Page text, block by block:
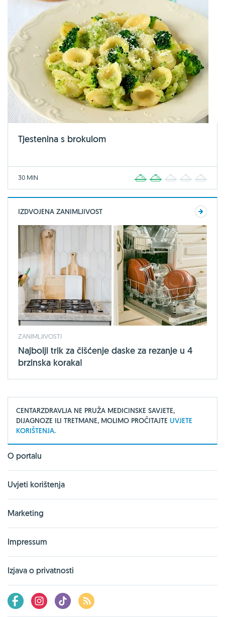
Tjestenina s brokulom
30 MIN 2 3 4
IZDVOJENA ZANIMLJIVOST
ZANIMLJIVOSTI
Najbolji trik za čišćenje daske za rezanje u 4
brzinska koraka!
CENTARZDRAVLJA NE PRUŽA MEDICINSKE SAVJETE,
DIJAGNOZE ILI TRETMANE, MOLIMO PROČITAJTE UVJETE
KORIŠTENJA.
O portalu
Uvjeti korištenja
Marketing
Impressum
Izjava o privatnosti